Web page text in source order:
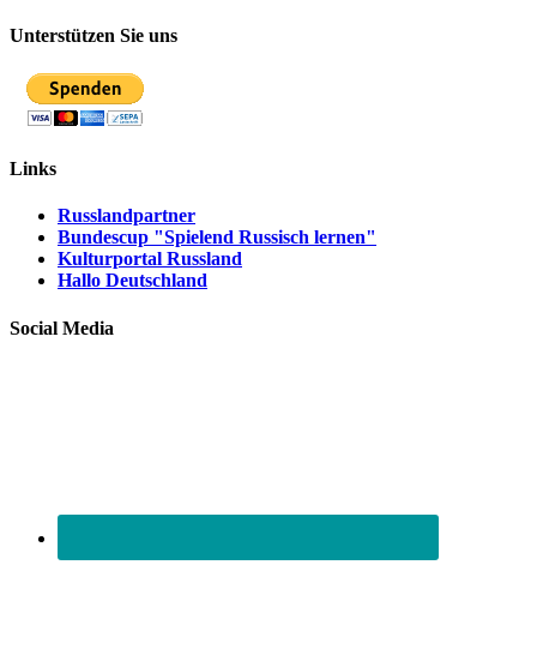
Unterstützen Sie uns
Links
Russlandpartner
Bundescup "Spielend Russisch lernen"
Kulturportal Russland
Hallo Deutschland
Social Media